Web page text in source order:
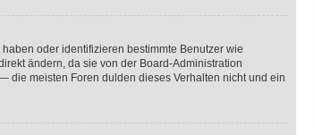
oder identifizieren bestimmte Benutzer wie
ändern, da sie von der Board-Administration
die meisten Foren dulden dieses Verhalten nicht und ein